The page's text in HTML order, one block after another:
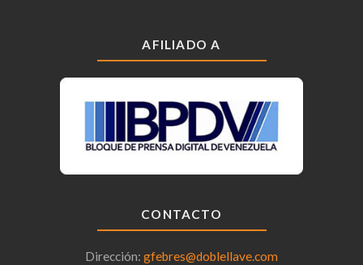
AFILIADO A
CONTACTO
Dirección: gfebres@doblellave.com